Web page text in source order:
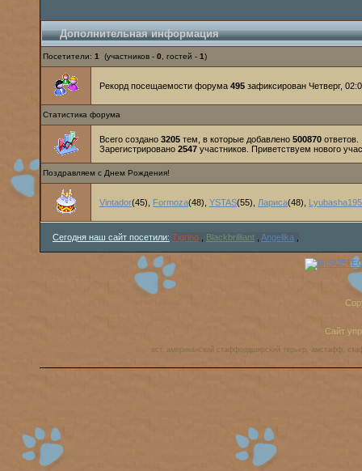
Дополнительная информация
Посетители: 1 (участников - 0 , гостей - 1)
Рекорд посещаемости форума 495 зафиксирован Четверг,
Статистика форума
Всего создано 3205 тем, в которые добавлено 500870 ответов.
Зарегистрировано 2547 участников. Приветствуем нового
Поздравляем с Днем Рождения!
Vintador(45) Formoza(48) YSTAS(55) Лариса(48)
Сегодня наш сайт посетили: Tigrino Blackbrilliant Angelika
Сайт
аст, американский стаффордширский терьер, амстафф,